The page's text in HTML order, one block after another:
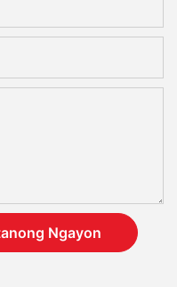
Ngayon